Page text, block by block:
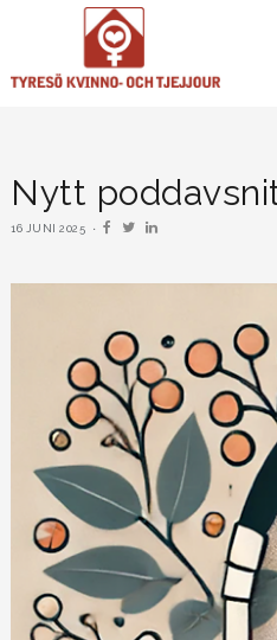
Nytt
16 JUNI 2025